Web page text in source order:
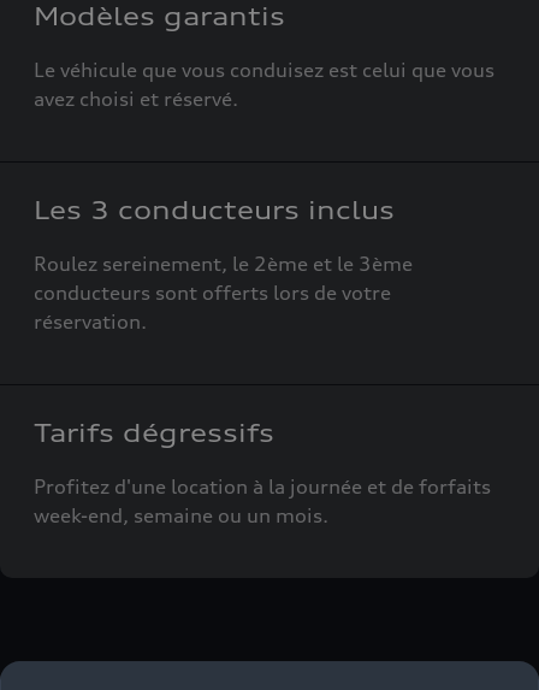
Modèles garantis
Le véhicule que vous conduisez est celui que vous
avez choisi et réservé.
Les 3 conducteurs inclus
Roulez sereinement, le 2ème et le 3ème
conducteurs sont offerts lors de votre
réservation.
Tarifs dégressifs
Profitez d'une location à la journée et de forfaits
week-end, semaine ou un mois.